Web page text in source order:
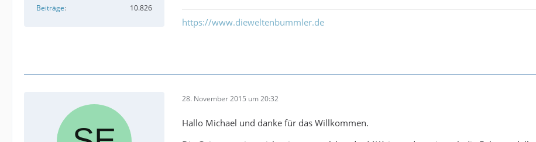
Beiträge
10.826
https://www.dieweltenbummler.de
28. November 2015 um 20:32
Hallo Michael und danke für das Willkommen.